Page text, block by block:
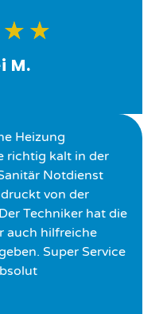
★ ★
M.
Heizung
richtig kalt in der
Notdienst
von der
Techniker hat die
auch hilfreiche
Super Service